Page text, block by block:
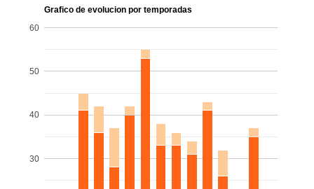
Grafico de evolucion por temporadas
30
40
50
60